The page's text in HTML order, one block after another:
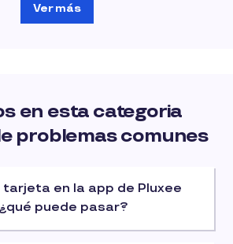
Ver más
en esta categoria
problemas comunes
tarjeta en la app de Pluxee
puede pasar?